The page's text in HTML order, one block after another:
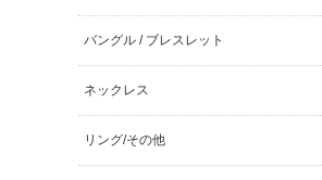
バングル / ブレスレット
ネックレス
リング/その他